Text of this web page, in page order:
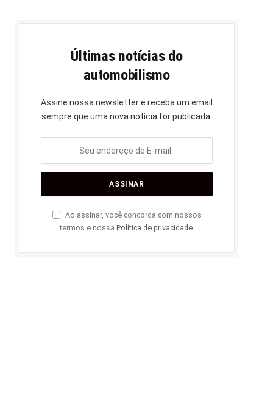
Últimas notícias do
automobilismo
Assine nossa newsletter e receba um email
sempre que uma nova notícia for publicada.
Ao assinar, você concorda com nossos
termos e nossa Política de privacidade.